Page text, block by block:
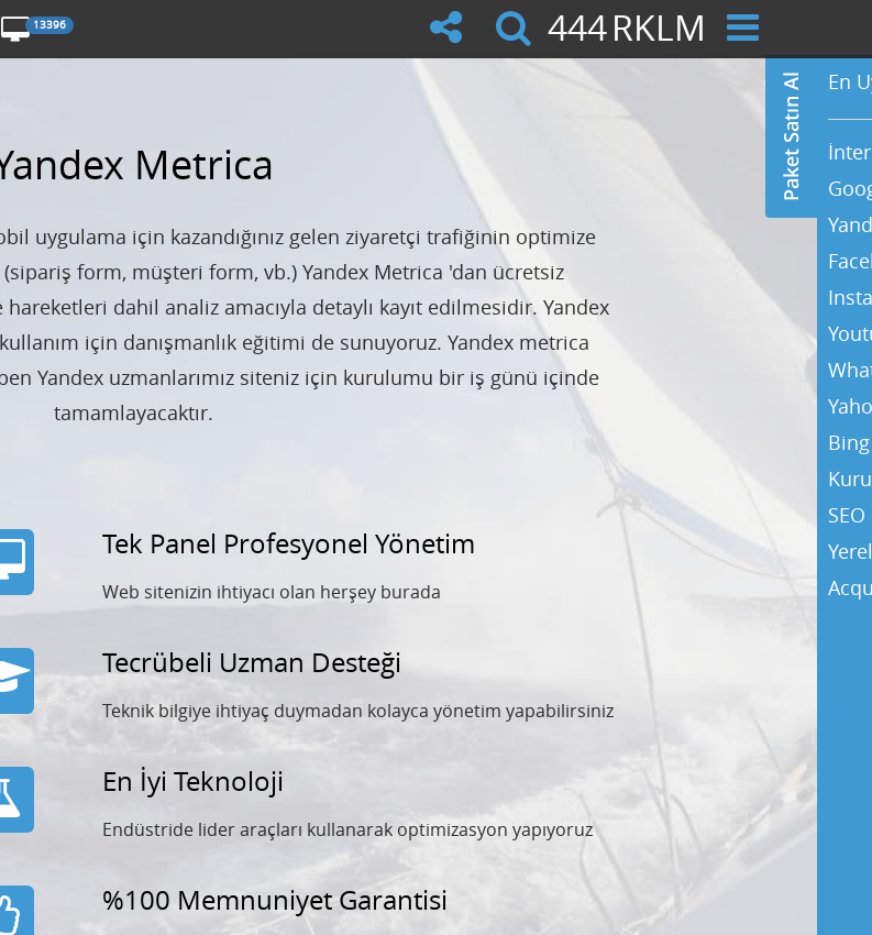
13396 444RKLM
Metrica
uygulama için kazandığınız gelen ziyaretçi trafiğinin optimize
form, müşteri form, vb.) Yandex Metrica 'dan ücretsiz
dahil analiz amacıyla detaylı kayıt edilmesidir. Yandex
için danışmanlık eğitimi de sunuyoruz. Yandex metrica
Yandex uzmanlarımız siteniz için kurulumu bir iş günü içinde
tamamlayacaktır.
Tek Panel Profesyonel Yönetim
Web sitenizin ihtiyacı olan herşey burada
Tecrübeli Uzman Desteği
Teknik bilgiye ihtiyaç duymadan kolayca yönetim yapabilirsiniz
En İyi Teknoloji
Endüstride lider araçları kullanarak optimizasyon yapıyoruz
%100 Memnuniyet Garantisi
En